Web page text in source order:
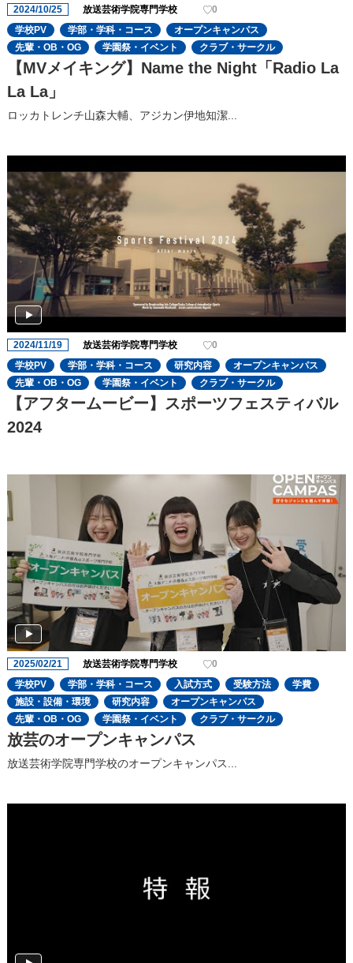
2024/10/25 放送芸術学院専門学校
0
学校PV
学部・学科・コース
オープンキャンパス
先輩・OB・OG
学園祭・イベント クラブ・サークル
【MVメイキング】Name the Night「Radio La
La La」
ロッカトレンチ山森大輔、アジカン伊地知潔...
2024/11/19 放送芸術学院専門学校
0
学校PV
学部・学科・コース 研究内容
オープンキャンパス
先輩・OB・OG
学園祭・イベント クラブ・サークル
【アフタームービー】スポーツフェスティバル
2024
2025/02/21 放送芸術学院専門学校
0
学校PV
学部・学科・コース 入試方式 受験方法
学費
施設・設備・環境
研究内容
オープンキャンパス
先輩・OB・OG
学園祭・イベント クラブ・サークル
放芸のオープンキャンパス
放送芸術学院専門学校のオープンキャンパス...